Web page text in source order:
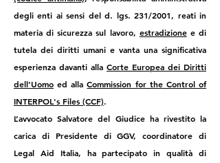
degli enti ai sensi del d. lgs. 231/2001, reati in
materia di sicurezza sul lavoro, estradizioneedi
tutela dei diritti umani e vanta una significativa
esperienza davanti alla Corte Europea dei Diritti
dell’Uomo ed allaCommission for the Control of
INTERPOL's Files (CCF).
L’avvocato Salvatore del Giudice ha rivestito la
carica di Presidente di GGV, coordinatore di
Legal Aid Italia, ha partecipato in qualità di